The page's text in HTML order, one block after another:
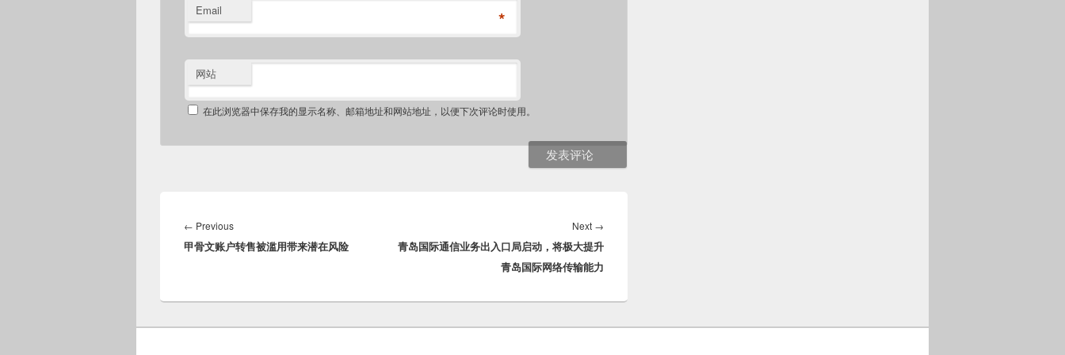
Email *
网站
在此浏览器中保存我的显示名称、邮箱地址和网站地址，以便下次评论时使用。
章
导
← PreviousPrevious
post:
甲骨文账户转售被滥用带来潜在风险
Next →
post:
青岛国际通信业务出入口局启动，将极大提升
青岛国际网络传输能力